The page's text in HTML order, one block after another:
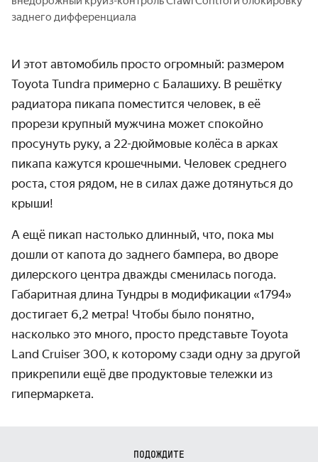
заднего дифференциала
И этот автомобиль просто огромный: размером
Toyota Tundra примерно с Балашиху. В решётку
радиатора пикапа поместится человек, в её
прорези крупный мужчина может спокойно
просунуть руку, а 22-дюймовые колёса в арках
пикапа кажутся крошечными. Человек среднего
роста, стоя рядом, не в силах даже дотянуться до
крыши!
А ещё пикап настолько длинный, что, пока мы
дошли от капота до заднего бампера, во дворе
дилерского центра дважды сменилась погода.
Габаритная длина Тундры в модификации «1794»
достигает 6,2 метра! Чтобы было понятно,
насколько это много, просто представьте Toyota
Land Cruiser 300, к которому сзади одну за другой
прикрепили ещё две продуктовые тележки из
гипермаркета.
ПОДОЖДИТЕ